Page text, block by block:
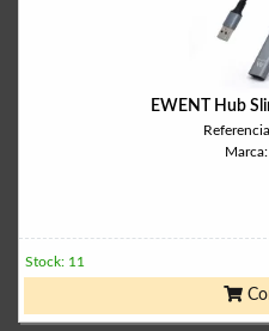
EWENT Hub
Stock: 11